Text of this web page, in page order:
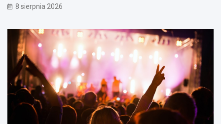
8 sierpnia 2026